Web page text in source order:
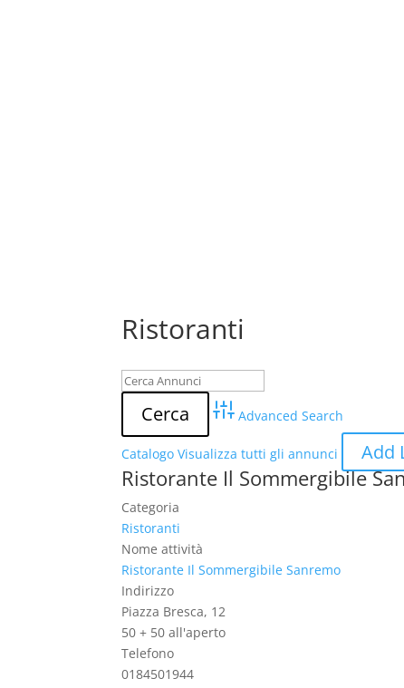
Ristoranti
Advanced Search
Catalogo Visualizza tutti gli annunci Add
Ristorante Il Sommergibile
Categoria
Ristoranti
Nome attività
Ristorante Il Sommergibile Sanremo
Indirizzo
Piazza Bresca, 12
50 + 50 all'aperto
Telefono
0184501944